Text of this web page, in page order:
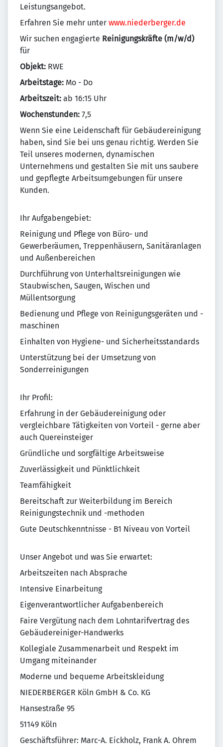
Leistungsangebot.
Erfahren Sie mehr unter www.niederberger.de
Wir suchen engagierte Reinigungskräfte (m/w/d)
für
Objekt: RWE
Arbeitstage: Mo - Do
Arbeitszeit: ab 16:15 Uhr
Wochenstunden: 7,5
Wenn Sie eine Leidenschaft für Gebäudereinigung
haben, sind Sie bei uns genau richtig. Werden Sie
Teil unseres modernen, dynamischen
Unternehmens und gestalten Sie mit uns saubere
und gepflegte Arbeitsumgebungen für unsere
Kunden.
Ihr Aufgabengebiet:
Reinigung und Pflege von Büro- und
Gewerberäumen, Treppenhäusern, Sanitäranlagen
und Außenbereichen
Durchführung von Unterhaltsreinigungen wie
Staubwischen, Saugen, Wischen und
Müllentsorgung
Bedienung und Pflege von Reinigungsgeräten und -
maschinen
Einhalten von Hygiene- und Sicherheitsstandards
Unterstützung bei der Umsetzung von
Sonderreinigungen
Ihr Profil:
Erfahrung in der Gebäudereinigung oder
vergleichbare Tätigkeiten von Vorteil - gerne aber
auch Quereinsteiger
Gründliche und sorgfältige Arbeitsweise
Zuverlässigkeit und Pünktlichkeit
Teamfähigkeit
Bereitschaft zur Weiterbildung im Bereich
Reinigungstechnik und -methoden
Gute Deutschkenntnisse - B1 Niveau von Vorteil
Unser Angebot und was Sie erwartet:
Arbeitszeiten nach Absprache
Intensive Einarbeitung
Eigenverantwortlicher Aufgabenbereich
Faire Vergütung nach dem Lohntarifvertrag des
Gebäudereiniger-Handwerks
Kollegiale Zusammenarbeit und Respekt im
Umgang miteinander
Moderne und bequeme Arbeitskleidung
NIEDERBERGER Köln GmbH & Co. KG
Hansestraße 95
51149 Köln
Geschäftsführer: Marc-A. Eickholz, Frank A. Ohrem